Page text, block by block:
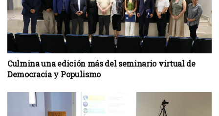
Culmina una edición más del seminario virtual de
Democracia y Populismo